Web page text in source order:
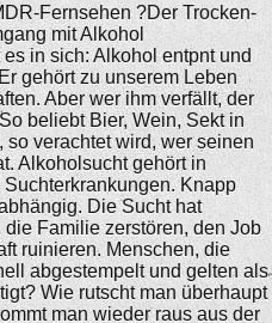
Fernsehen ?Der Trocken-
mit Alkohol
in sich: Alkohol entpnt und
gehört zu unserem Leben
Aber wer ihm verfällt, der
beliebt Bier, Wein, Sekt in
verachtet wird, wer seinen
Alkoholsucht gehört in
Knapp
Die Sucht hat
Familie zerstören, den Job
ruinieren. Menschen, die
abgestempelt und gelten als
Wie rutscht man überhaupt
man wieder raus aus der